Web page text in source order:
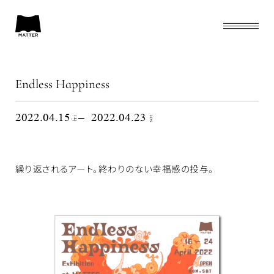
TOP
ABOUT
CONTACT
Endless Happiness
2022.04.15 fri 2022.04.23 sat
繰り返されるアート。終わりのない幸福感の投与。